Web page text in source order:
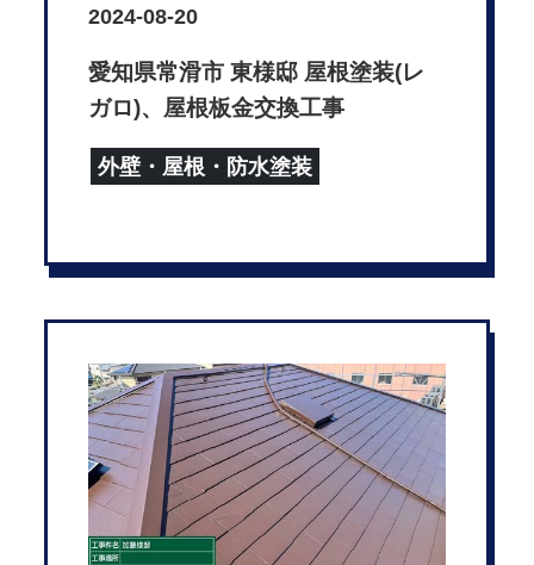
2024-08-20
愛知県常滑市 東様邸 屋根塗装(レ
ガロ)、屋根板金交換工事
外壁・屋根・防水塗装